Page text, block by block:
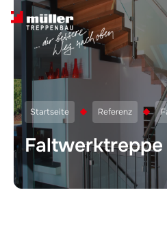
Skip to content
Startseite Referenz